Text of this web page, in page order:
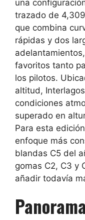
una
trazado de
que combina
rápidas y dos
favoritos tanto
los pilotos.
altitud,
condiciones
superado en
Para esta
enfoque más
blandas C5 del
gomas C2, C3 y
añadir todavía